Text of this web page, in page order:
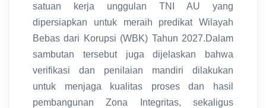
satuan kerja unggulan TNI AU yang
dipersiapkan untuk meraih predikat Wilayah
Bebas dari Korupsi (WBK) Tahun 2027.Dalam
sambutan tersebut juga dijelaskan bahwa
verifikasi dan penilaian mandiri dilakukan
untuk menjaga kualitas proses dan hasil
pembangunan Zona Integritas, sekaligus